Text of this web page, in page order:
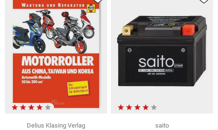
Delius Klasing Verlag
saito